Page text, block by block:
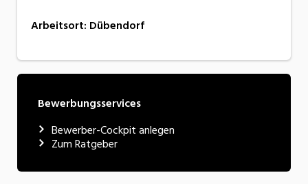
Arbeitsort: Dübendorf
Bewerbungsservices
Bewerber-Cockpit anlegen
Zum Ratgeber